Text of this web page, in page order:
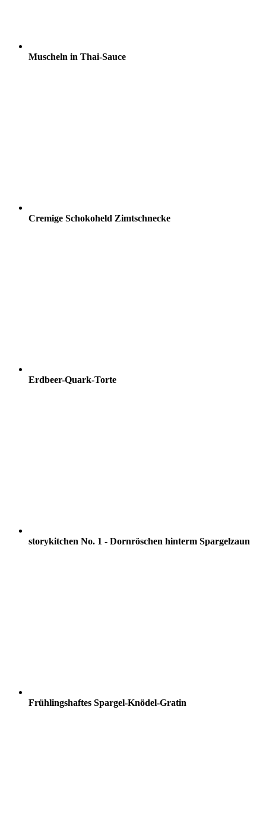
Muscheln in Thai-Sauce
Cremige Schokoheld Zimtschnecke
Erdbeer-Quark-Torte
storykitchen No. 1 - Dornröschen hinterm Spargelzaun
Frühlingshaftes Spargel-Knödel-Gratin